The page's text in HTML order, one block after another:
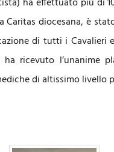
Caritas diocesana, è
di tutti i Cavalieri
ricevuto l’unanime
di altissimo livello